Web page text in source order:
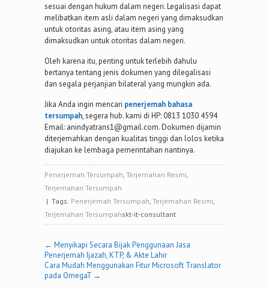
sesuai dengan hukum dalam negeri. Legalisasi dapat
melibatkan item asli dalam negeri yang dimaksudkan
untuk otoritas asing, atau item asing yang
dimaksudkan untuk otoritas dalam negeri.
Oleh karena itu, penting untuk terlebih dahulu
bertanya tentang jenis dokumen yang dilegalisasi
dan segala perjanjian bilateral yang mungkin ada.
Jika Anda ingin mencari penerjemah bahasa
tersumpah, segera hub. kami di HP: 0813 1030 4594
Email: anindyatrans1@gmail.com. Dokumen dijamin
diterjemahkan dengan kualitas tinggi dan lolos ketika
diajukan ke lembaga pemerintahan nantinya.
Penerjemah Tersumpah, Terjemahan Resmi,
Terjemahan Tersumpah
| Tags: Penerjemah Tersumpah, Terjemahan Resmi,
Terjemahan Tersumpahskt-it-consultant
Post
navigation
← Menyikapi Secara Bijak Penggunaan Jasa
Penerjemah Ijazah, KTP, & Akte Lahir
Cara Mudah Menggunakan Fitur Microsoft Translator
pada OmegaT →